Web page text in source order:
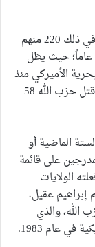
لقد أجهز حزب الله على 241 عسكرياً أميركياً، بما في ذلك 220 منهم
عاماً؛ حيث يظل
الأميركي منذ
معركة إيو جيما. وفي وقت لاحق من نفس اليوم، قتل حزب الله 58
الماضية أو
على قائمة
الولايات
عقيل،
الله، والذي
عام 1983.